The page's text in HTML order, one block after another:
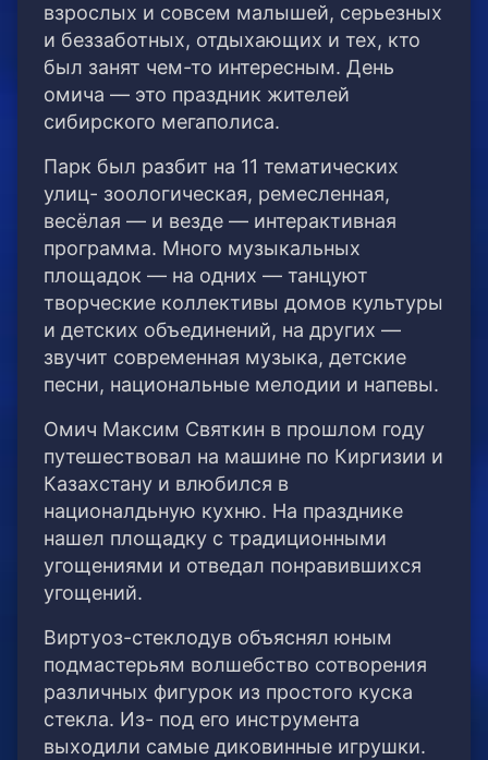
взрослых и совсем малышей, серьезных
и беззаботных, отдыхающих и тех, кто
был занят чем-то интересным. День
омича — это праздник жителей
сибирского мегаполиса.
Парк был разбит на 11 тематических
улиц- зоологическая, ремесленная,
весёлая — и везде — интерактивная
программа. Много музыкальных
площадок — на одних — танцуют
творческие коллективы домов культуры
и детских объединений, на других —
звучит современная музыка, детские
песни, национальные мелодии и напевы.
Омич Максим Святкин в прошлом году
путешествовал на машине по Киргизии и
Казахстану и влюбился в
националдьную кухню. На празднике
нашел площадку с традиционными
угощениями и отведал понравившихся
угощений.
Виртуоз-стеклодув объяснял юным
подмастерьям волшебство сотворения
различных фигурок из простого куска
стекла. Из- под его инструмента
выходили самые диковинные игрушки.